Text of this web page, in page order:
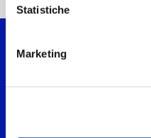
Statistiche
Marketing